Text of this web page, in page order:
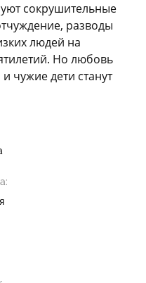
сокрушительные
разводы
людей на
Но любовь
чужие дети станут